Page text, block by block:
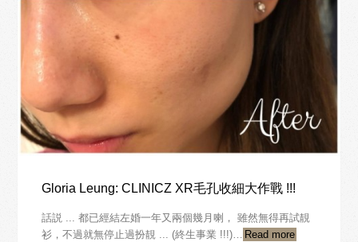
Gloria Leung: CLINICZ XR毛孔收細大作戰 !!!
話説 ... 都已經結左婚一年又兩個幾月喇， 雖然無得再試靚
衫，不過就無停止過扮靚 ... (終生事業 !!!)… Read more